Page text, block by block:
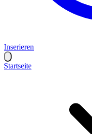
Inserieren
Startseite